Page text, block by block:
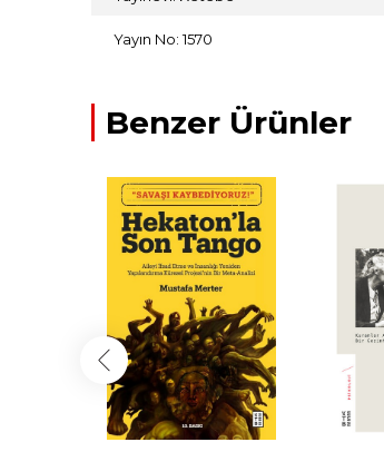
Yayın No: 1570
Benzer Ürünler